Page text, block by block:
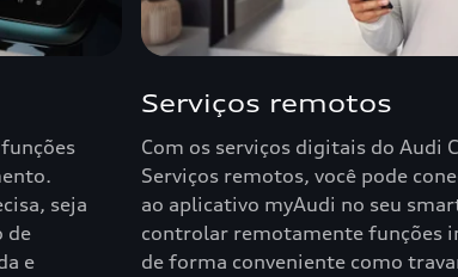
seja
de
e
Serviços remotos
Com os serviços digitais do Audi
Serviços remotos, você pode
ao aplicativo myAudi no seu
controlar remotamente funções
de forma conveniente como